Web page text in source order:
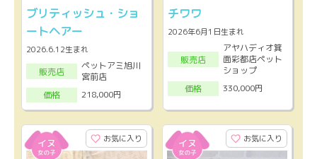
ブリティッシュ・ショ
ートヘアー
2026.6.12生まれ
販売店
ペットアミ旭川
宮前店
価格
218,000円
チワワ
2026年6月1日生まれ
販売店
アヤハディオ箕
面彩都店ペット
ショップ
価格
330,000円
お気に入り お気に入り